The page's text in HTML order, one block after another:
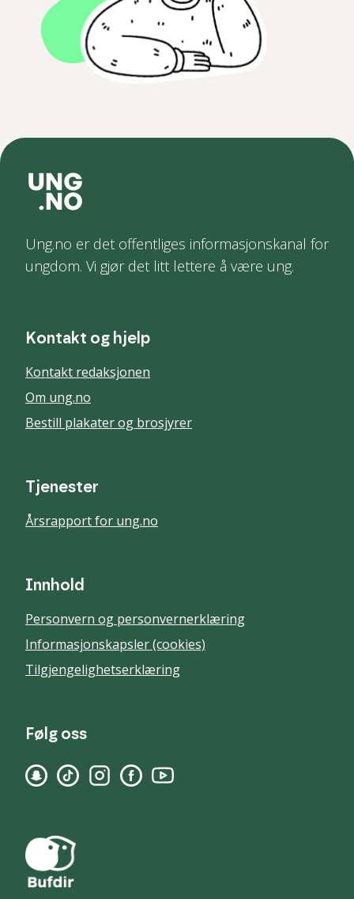
Ung.no er det offentliges informasjonskanal for
ungdom. Vi gjør det litt lettere å være ung.
Kontakt og hjelp
Kontakt redaksjonen
Om ung.no
Bestill plakater og brosjyrer
Tjenester
Årsrapport for ung.no
Innhold
Personvern og personvernerklæring
Informasjonskapsler (cookies)
Tilgjengelighetserklæring
Følg oss